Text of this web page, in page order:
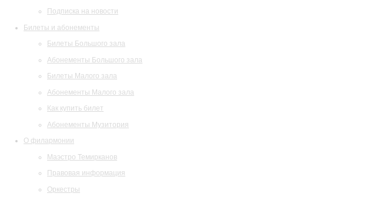
Подписка на новости
Билеты и абонементы
Билеты Большого зала
Абонементы Большого зала
Билеты Малого зала
Абонементы Малого зала
Как купить билет
Абонементы Музитория
О филармонии
Маэстро Темирканов
Правовая информация
Оркестры